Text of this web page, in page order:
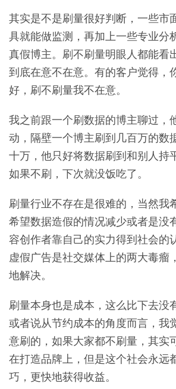
其实是不是刷量很好判断，一些市
具就能做监测，再加上一些专业分
真假博主。刷不刷量明眼人都能看
到底在意不在意。有的客户觉得，
好，刷不刷量我不在意。
我之前跟一个刷数据的博主聊过，
动，隔壁一个博主刷到几百万的数
十万，他只好将数据刷到和别人持
如果不刷，下次就没饭吃了。
刷量行业不存在是很难的，当然我
希望数据造假的情况减少或者是没
容创作者靠自己的实力得到社会的
虚假广告是社交媒体上的两大毒瘤
地解决。
刷量本身也是成本，这么比下去没
或者说从节约成本的角度而言，我
意刷的，如果大家都不刷量，其实
在打造品牌上，但是这个社会永远
巧，更快地获得收益。